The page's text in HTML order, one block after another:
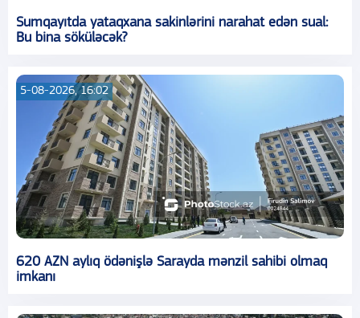
Sumqayıtda yataqxana sakinlərini narahat edən sual:
Bu bina söküləcək?
5-08-2026, 16:02
620 AZN aylıq ödənişlə Sarayda mənzil sahibi olmaq
imkanı